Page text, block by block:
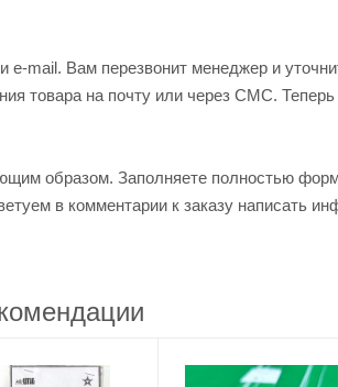
mail. Вам перезвонит менеджер и
товара на почту или через СМС.
образом. Заполняете полностью
в комментарии к заказу написать